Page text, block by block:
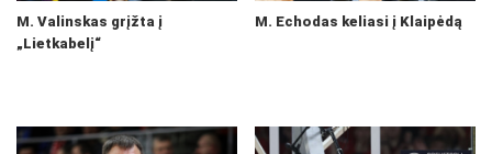
M. Valinskas grįžta į
„Lietkabelį“
M. Echodas keliasi į Klaipėdą